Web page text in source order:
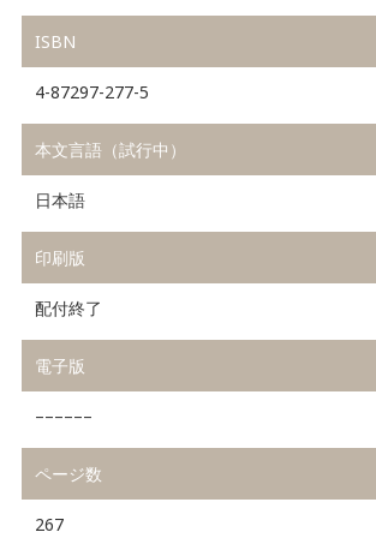
ISBN
4-87297-277-5
本文言語（試行中）
日本語
印刷版
配付終了
電子版
––––––
ページ数
267